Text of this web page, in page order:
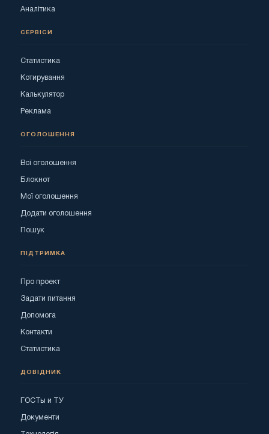
Аналітика
СЕРВІСИ
Статистика
Котирування
Калькулятор
Реклама
ОГОЛОШЕННЯ
Всі оголошення
Блокнот
Мої оголошення
Додати оголошення
Пошук
ПІДТРИМКА
Про проект
Задати питання
Допомога
Контакти
Статистика
ДОВІДНИК
ГОСТы и ТУ
Документи